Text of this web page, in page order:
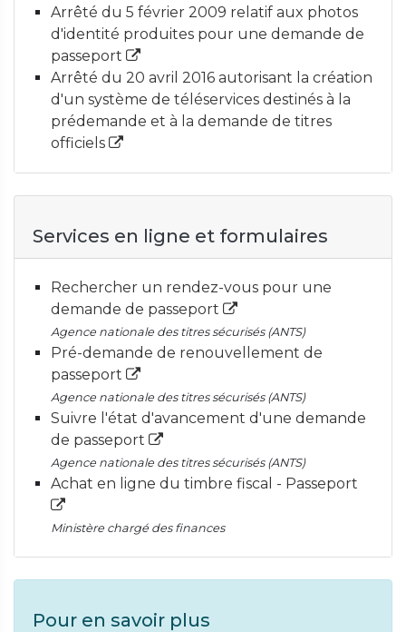
Arrêté du 5 février 2009 relatif aux photos
d'identité produites pour une demande de
passeport
Arrêté du 20 avril 2016 autorisant la création
d'un système de téléservices destinés à la
prédemande et à la demande de titres
officiels
Services en ligne et formulaires
Rechercher un rendez-vous pour une
demande de passeport
Agence nationale des titres sécurisés (ANTS)
Pré-demande de renouvellement de
passeport
Agence nationale des titres sécurisés (ANTS)
Suivre l'état d'avancement d'une demande
de passeport
Agence nationale des titres sécurisés (ANTS)
Achat en ligne du timbre fiscal - Passeport
Ministère chargé des finances
Pour en savoir plus